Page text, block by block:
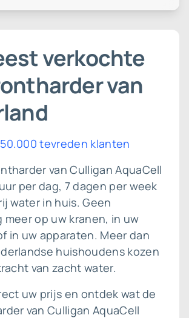
verkochte
van
tevreden klanten
van Culligan AquaCell
per dag, 7 dagen per week
water in huis. Geen
meer op uw kranen, in uw
in uw apparaten. Meer dan
huishoudens kozen
van zacht water.
uw prijs en ontdek wat de
van Culligan AquaCell